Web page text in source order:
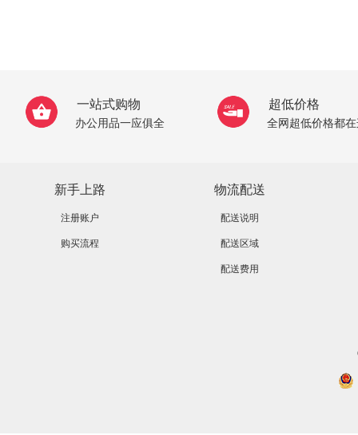
一站式购物
办公用品一应俱全
超低价格
全网超低价格都
新手上路
注册账户
购买流程
物流配送
配送说明
配送区域
配送费用